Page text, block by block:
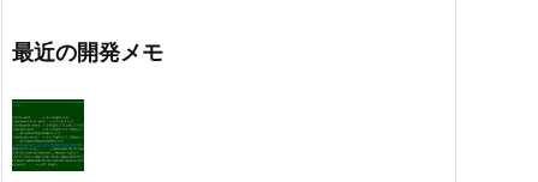
最近の開発メモ